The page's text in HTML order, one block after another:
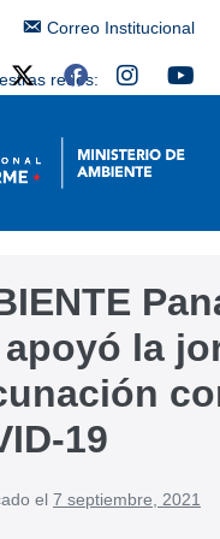
Correo Institucional
redes:
la
19
el 7 septiembre, 2021